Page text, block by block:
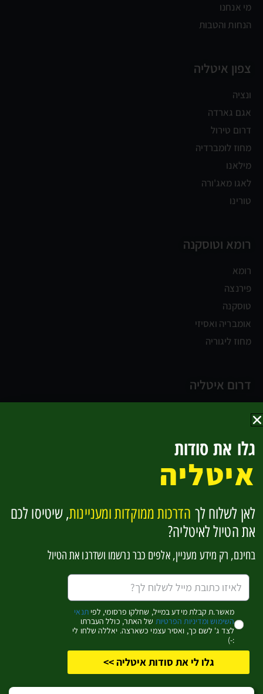
מי אנחנו
הנחות והטבות
צפון איטליה
ונציה
אגם גארדה
דרום טירול
מחוז לומברדיה
מילאנו
לאגו מאג'ורה
טורינו
רומא וטוסקנה
רומא
פירנצה
טוסקנה
אומבריה ואסיזי
מחוז ליגוריה
דרום איטליה
נאפולי
קמפניה וחוף אמלפי
החוף האדריאטי
בזיליקטה וקלבריה
סיציליה
להפוך למומחים לאיטליה בקליק אחד
אשמח לקבל מידע מעניין (שחלקו פרסומי)
כן, זה מעניין אותי!
גלו את סודות
איטליה
לאן לשלוח לך הדרכות ממוקדות ומעניינות, שיטיסו לכם
את הטיול לאיטליה?
בחינם, רק מידע מעניין, אלפים כבר נרשמו ושדרגו את הטיול
מאשר.ת קבלת מידע במייל, שחלקו פרסומי, לפיתנאי
השימוש ומדיניות הפרטיות של האתר, כולל העברתו
לצד ג' לשם כך, ואסיר עצמי כשארצה. יאללה שלחו לי
:-)
גלו לי את סודות איטליה >>